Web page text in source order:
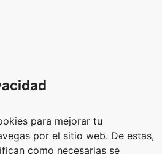
para mejorar tu
por el sitio web. De estas,
como necesarias se